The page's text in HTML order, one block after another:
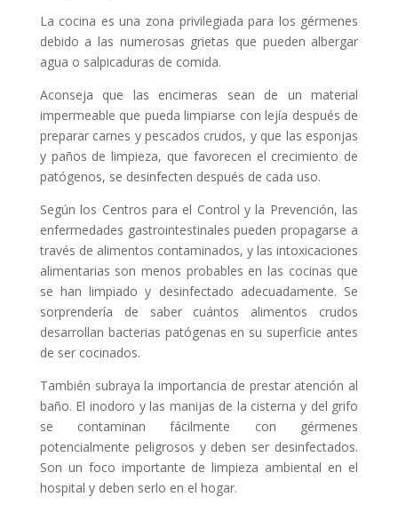
La cocina es una zona privilegiada para los gérmenes
debido a las numerosas grietas que pueden albergar
agua o salpicaduras de comida.
Aconseja que las encimeras sean de un material
impermeable que pueda limpiarse con lejía después de
preparar carnes y pescados crudos, y que las esponjas
y paños de limpieza, que favorecen el crecimiento de
patógenos, se desinfecten después de cada uso.
Según los Centros para el Control y la Prevención, las
enfermedades gastrointestinales pueden propagarse a
través de alimentos contaminados, y las intoxicaciones
alimentarias son menos probables en las cocinas que
se han limpiado y desinfectado adecuadamente. Se
sorprendería de saber cuántos alimentos crudos
desarrollan bacterias patógenas en su superficie antes
de ser cocinados.
También subraya la importancia de prestar atención al
baño. El inodoro y las manijas de la cisterna y del grifo
se contaminan fácilmente con gérmenes
potencialmente peligrosos y deben ser desinfectados.
Son un foco importante de limpieza ambiental en el
hospital y deben serlo en el hogar.